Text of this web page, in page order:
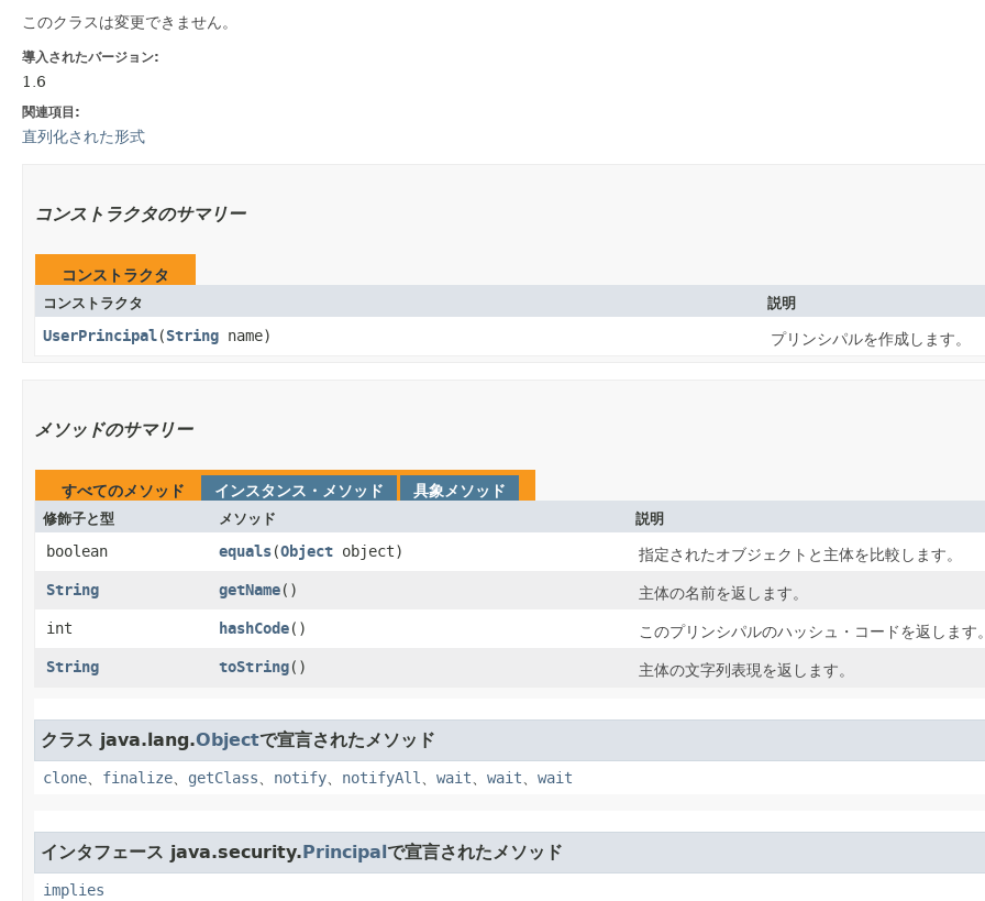
このクラスは変更できません。
導入されたバージョン:
1.6
関連項目:
直列化された形式
コンストラクタのサマリー
コンストラクタ
コンストラクタ 説明
UserPrincipal​(String name) プリンシパルを作成します。
メソッドのサマリー
すべてのメソッド インスタンス・メソッド 具象メソッド
修飾子と型 メソッド 説明
boolean equals​(Object object) 指定されたオブジェクトと主体を比較します。
String getName() 主体の名前を返します。
int hashCode() このプリンシパルのハッシュ・コードを返します
String toString() 主体の文字列表現を返します。
クラス java.lang.Objectで宣言されたメソッド
clone、 finalize、 getClass、 notify、 notifyAll、 wait、 wait、 wait
インタフェース java.security.Principalで宣言されたメソッド
implies